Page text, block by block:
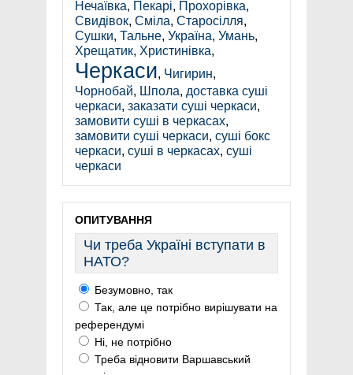
Нечаївка, Пекарі, Прохорівка,
Свидівок, Сміла, Старосілля,
Сушки, Тальне, Україна, Умань,
Хрещатик, Христинівка,
Черкаси, Чигирин,
Чорнобай, Шпола, доставка суші
черкаси, заказати суші черкаси,
замовити суші в черкасах,
замовити суші черкаси, суші бокс
черкаси, суші в черкасах, суші
черкаси
ОПИТУВАННЯ
Чи треба Україні вступати в
НАТО?
Безумовно, так
Так, але це потрібно вирішувати на
референдумі
Ні, не потрібно
Треба відновити Варшавський